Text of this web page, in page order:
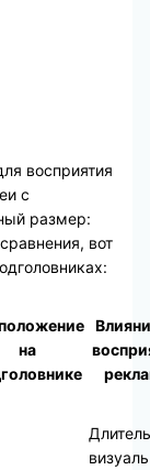
восприятия
с
размер:
вот
на